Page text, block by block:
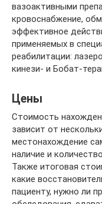
вазоактивными
кровоснабжение,
эффективное
применяемых в
реабилитации:
кинези- и Бобат-
Цены
Стоимость
зависит от
местонахождение
наличие и
Также итоговая
какие
пациенту, нужно ли